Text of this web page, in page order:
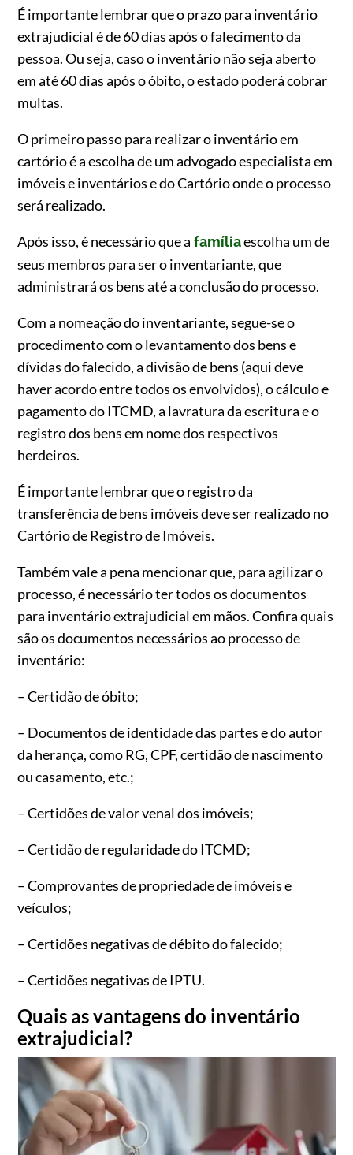
É importante lembrar que o prazo para inventário
extrajudicial é de 60 dias após o falecimento da
pessoa. Ou seja, caso o inventário não seja aberto
em até 60 dias após o óbito, o estado poderá cobrar
multas.
O primeiro passo para realizar o inventário em
cartório é a escolha de um advogado especialista em
imóveis e inventários e do Cartório onde o processo
será realizado.
Após isso, é necessário que a famíliaescolha um de
seus membros para ser o inventariante, que
administrará os bens até a conclusão do processo.
Com a nomeação do inventariante, segue-se o
procedimento com o levantamento dos bens e
dívidas do falecido, a divisão de bens (aqui deve
haver acordo entre todos os envolvidos), o cálculo e
pagamento do ITCMD, a lavratura da escritura e o
registro dos bens em nome dos respectivos
herdeiros.
É importante lembrar que o registro da
transferência de bens imóveis deve ser realizado no
Cartório de Registro de Imóveis.
Também vale a pena mencionar que, para agilizar o
processo, é necessário ter todos os documentos
para inventário extrajudicial em mãos. Confira quais
são os documentos necessários ao processo de
inventário:
– Certidão de óbito;
– Documentos de identidade das partes e do autor
da herança, como RG, CPF, certidão de nascimento
ou casamento, etc.;
– Certidões de valor venal dos imóveis;
– Certidão de regularidade do ITCMD;
– Comprovantes de propriedade de imóveis e
veículos;
– Certidões negativas de débito do falecido;
– Certidões negativas de IPTU.
Quais as vantagens do inventário
extrajudicial?